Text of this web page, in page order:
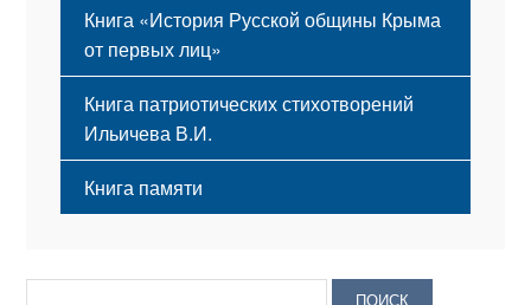
Книга «История Русской общины Крыма
от первых лиц»
Книга патриотических стихотворений
Ильичева В.И.
Книга памяти